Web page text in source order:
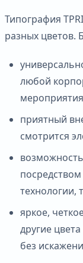
Типография
разных цветов.
любой
приятный
смотрится
технологии,
яркое,
другие
без